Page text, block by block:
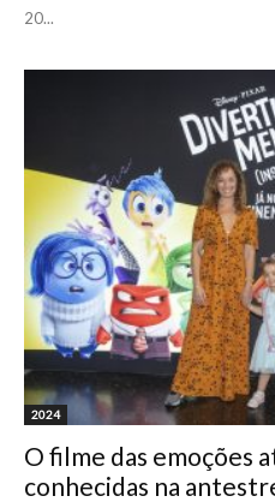
20...
2024
O filme das emoções
conhecidas na